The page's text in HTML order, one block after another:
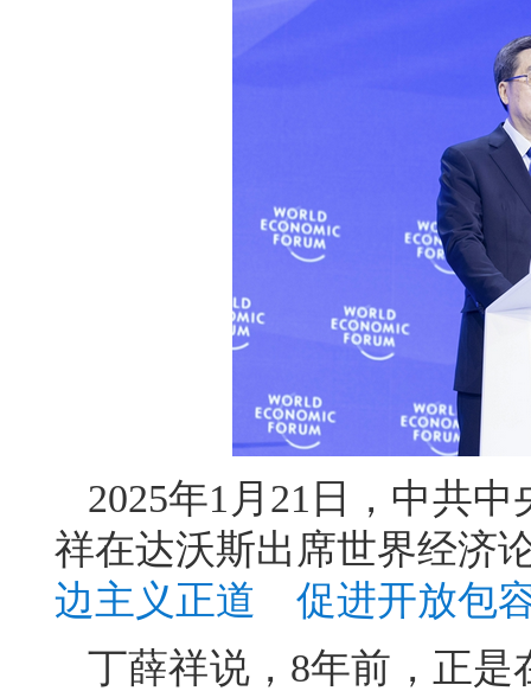
2025年1月21日，中共
祥在达沃斯出席世界经济
边主义正道 促进开放包
丁薛祥说，8年前，正